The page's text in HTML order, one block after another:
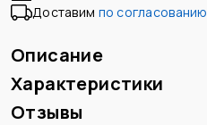
Доставим по согласованию
Описание
Характеристики
Отзывы